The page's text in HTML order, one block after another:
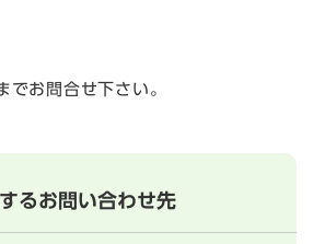
でお問合せ下さい。
るお問い合わせ先